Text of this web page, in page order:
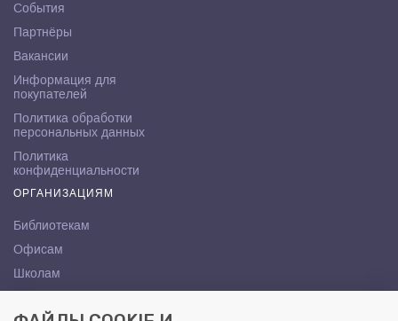
События
Партнёры
Вакансии
Информация для
покупателей
Политика обработки
персональных данных
Политика
конфиденциальности
ОРГАНИЗАЦИЯМ
Библиотекам
Офисам
Школам